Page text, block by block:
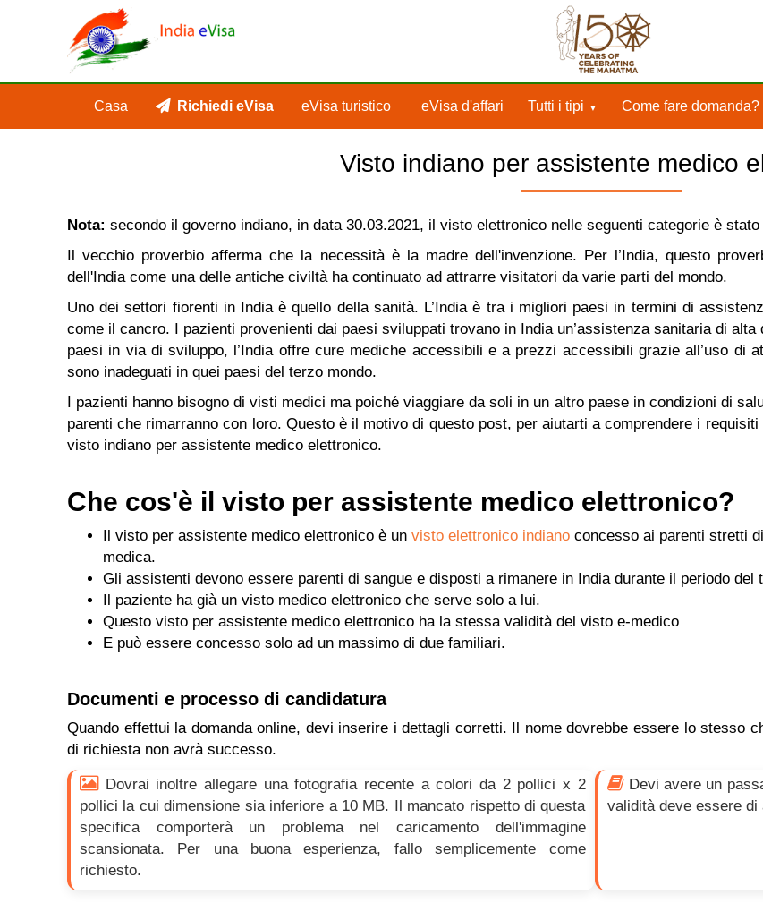
Casa Richiedi eVisa eVisa turistico eVisa d'affari Tutti i tipi Come fare domanda?
Visto indiano per assistente medico
Nota: secondo il governo indiano, in data 30.03.2021, il visto elettronico nelle seguenti categorie è
Il vecchio proverbio afferma che la necessità è la madre dell'invenzione. Per l’India, questo
dell'India come una delle antiche civiltà ha continuato ad attrarre visitatori da varie parti del mondo.
Uno dei settori fiorenti in India è quello della sanità. L’India è tra i migliori paesi in termini di
come il cancro. I pazienti provenienti dai paesi sviluppati trovano in India un’assistenza sanitaria di
paesi in via di sviluppo, l’India offre cure mediche accessibili e a prezzi accessibili grazie all’uso di
sono inadeguati in quei paesi del terzo mondo.
I pazienti hanno bisogno di visti medici ma poiché viaggiare da soli in un altro paese in condizioni di
parenti che rimarranno con loro. Questo è il motivo di questo post, per aiutarti a comprendere i
visto indiano per assistente medico elettronico.
Che cos'è il visto per assistente medico elettronico?
Il visto per assistente medico elettronico è un visto elettronico indiano concesso ai parenti stretti
medica.
Gli assistenti devono essere parenti di sangue e disposti a rimanere in India durante il periodo del
Il paziente ha già un visto medico elettronico che serve solo a lui.
Questo visto per assistente medico elettronico ha la stessa validità del visto e-medico
E può essere concesso solo ad un massimo di due familiari.
Documenti e processo di candidatura
Quando effettui la domanda online, devi inserire i dettagli corretti. Il nome dovrebbe essere lo stesso
di richiesta non avrà successo.
Dovrai inoltre allegare una fotografia recente a colori da 2 pollici x 2
pollici la cui dimensione sia inferiore a 10 MB. Il mancato rispetto di questa
specifica comporterà un problema nel caricamento dell'immagine
scansionata. Per una buona esperienza, fallo semplicemente come
richiesto.
Devi avere un
validità deve essere di